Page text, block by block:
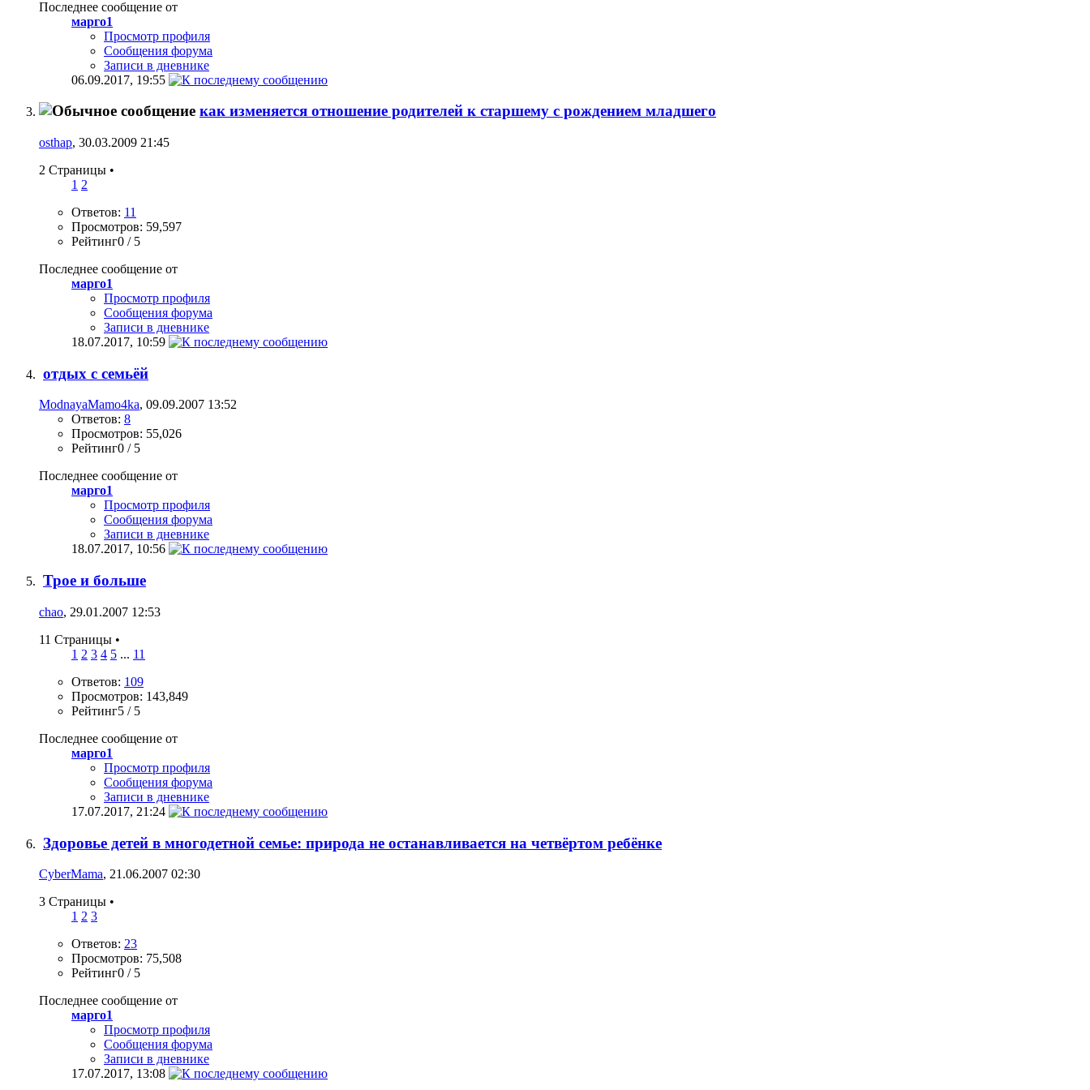
Последнее сообщение от
марго1
Просмотр профиля
Сообщения форума
Записи в дневнике
06.09.2017, 19:55
как изменяется отношение родителей к старшему с рождением младшего
osthap, 30.03.2009 21:45
2 Страницы •
1 2
Ответов: 11
Просмотров: 59,597
Рейтинг0 / 5
Последнее сообщение от
марго1
Просмотр профиля
Сообщения форума
Записи в дневнике
18.07.2017, 10:59
отдых с семьёй
ModnayaMamo4ka, 09.09.2007 13:52
Ответов: 8
Просмотров: 55,026
Рейтинг0 / 5
Последнее сообщение от
марго1
Просмотр профиля
Сообщения форума
Записи в дневнике
18.07.2017, 10:56
Трое и больше
chao, 29.01.2007 12:53
11 Страницы •
1 2 3 4 5 ... 11
Ответов: 109
Просмотров: 143,849
Рейтинг5 / 5
Последнее сообщение от
марго1
Просмотр профиля
Сообщения форума
Записи в дневнике
17.07.2017, 21:24
Здоровье детей в многодетной семье: природа не останавливается на четвёртом ребёнке
CyberMama, 21.06.2007 02:30
3 Страницы •
1 2 3
Ответов: 23
Просмотров: 75,508
Рейтинг0 / 5
Последнее сообщение от
марго1
Просмотр профиля
Сообщения форума
Записи в дневнике
17.07.2017, 13:08